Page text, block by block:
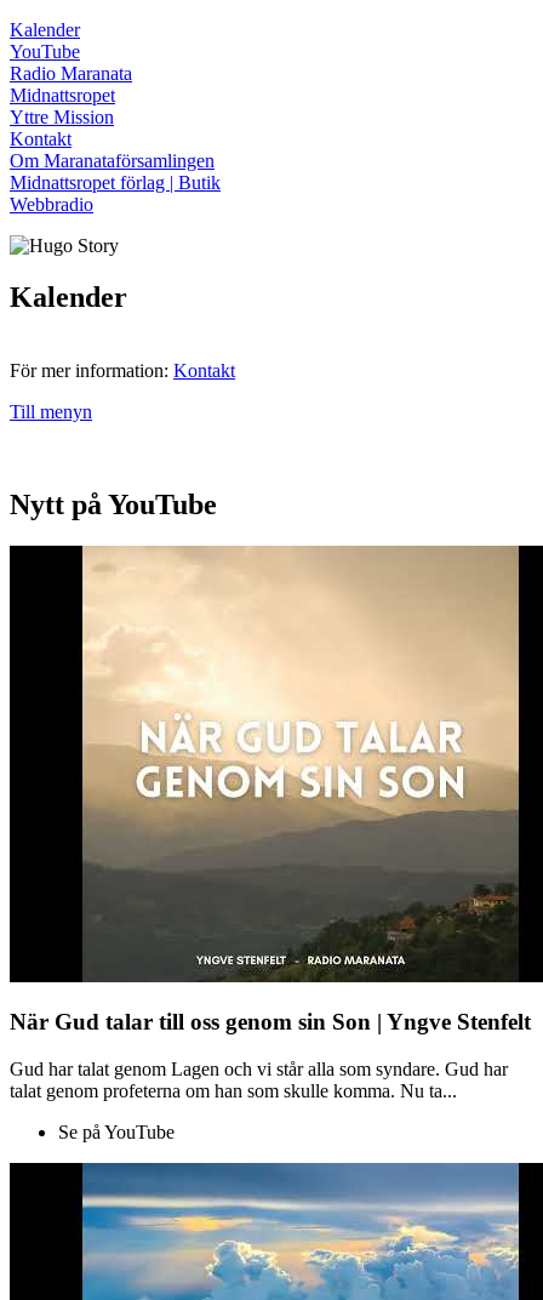
Kalender
YouTube
Radio Maranata
Midnattsropet
Yttre Mission
Kontakt
Om Maranataförsamlingen
Midnattsropet förlag | Butik
Webbradio
Kalender
För mer information: Kontakt
Till menyn
Nytt på YouTube
När Gud talar till oss genom sin Son | Yngve Stenfelt
Gud har talat genom Lagen och vi står alla som syndare. Gud har
talat genom profeterna om han som skulle komma. Nu ta...
Se på YouTube